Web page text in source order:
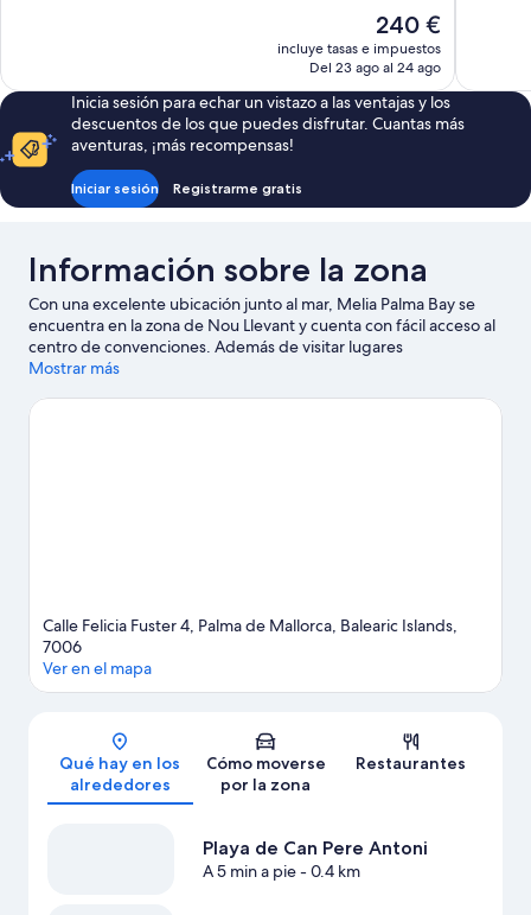
El
precio
actual
de
240 €
240 €
incluye tasas e impuestos
Del 23 ago al 24 ago
Inicia sesión para echar un vistazo a las ventajas y los
descuentos de los que puedes disfrutar. Cuantas más
aventuras, ¡más recompensas!
Iniciar sesión Registrarme gratis
Información sobre la zona
Con una excelente ubicación junto al mar, Melia Palma Bay se
encuentra en la zona de Nou Llevant y cuenta con fácil acceso al
centro de convenciones. Además de visitar lugares
emblemáticos como Lonja de Palma de Mallorca y Plaza de
Olivar y La Rambla. También merece la pena acercarse a
Mostrar más
Calle Felicia Fuster 4, Palma de Mallorca, Balearic Islands,
7006
Ver en el mapa
Qué hay en los
alrededores
Cómo moverse
por la zona
Restaurantes
Playa de Can Pere Antoni
A 5 min a pie- 0.4 km